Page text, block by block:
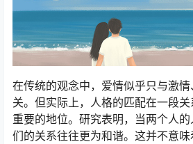
在传统的观念中，爱情似乎只与激
关。但实际上，人格的匹配在一段
重要的地位。研究表明，当两个人
们的关系往往更为和谐。这并不意